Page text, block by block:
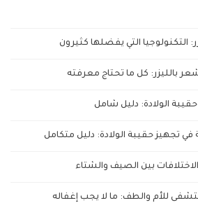
التكنولوجيا التي يفضلها كثيرون
بالليزر: كل ما تحتاج معرفته
الولادة: دليل شامل
تجهيز حقيبة الولادة: دليل متكامل
بين الصيف والشتاء
للأم والطف: ما لا يجب إغفاله